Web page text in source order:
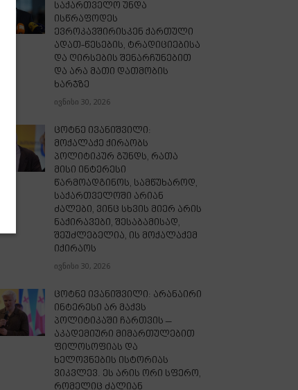
საქართველო უნდა
ისწრაფოდეს
ევროკავშირისკენ ქართული
ადათ-წესების, ტრადიციებისა
და ღირსების შენარჩუნებით
და არა მათი დათმობის
ხარჯზე
ივნისი 30, 2026
ცოტნე ივანიშვილი:
მოქალაქე ქირაობს
პოლიტიკურ გუნდს, რათა
მისი ინტერესი
წარმოადგინოს, სამწუხაროდ,
საქართველოში არიან
ძალები, ვინც სხვის მიერ არის
ნაქირავები, შესაბამისად,
შეუძლებელია, ის მოქალაქემ
იქირაოს
ივნისი 30, 2026
ცოტნე ივანიშვილი: არანაირი
ინტერესი არ მაქვს
პოლიტიკაში ჩართვის –
აკადემიური მიმართულებით
ფილოსოფიას და
ხელოვნების ისტორიას
ვიკვლევ. ეს არის ორი სფერო,
რომელიც ძალიან